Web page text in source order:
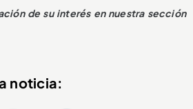
de su interés en nuestra sección
noticia: